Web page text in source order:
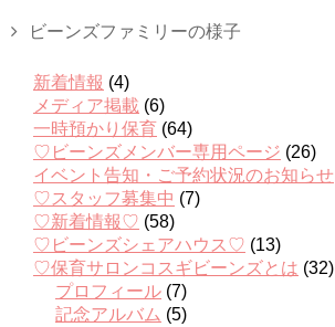
ビーンズファミリーの様子
新着情報 (4)
メディア掲載 (6)
一時預かり保育 (64)
♡ビーンズメンバー専用ページ (26)
イベント告知・ご予約状況のお知らせ
♡スタッフ募集中 (7)
♡新着情報♡ (58)
♡ビーンズシェアハウス♡ (13)
♡保育サロンコスギビーンズとは (32)
プロフィール (7)
記念アルバム (5)